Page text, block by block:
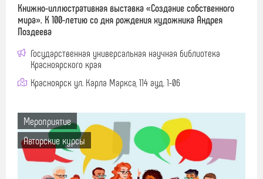
Книжно-иллюстративная выставка «Создание собственного
мира». К 100-летию со дня рождения художника Андрея
Поздеева
Государственная универсальная научная библиотека
Красноярского края
Красноярск ул. Карла Маркса, 114 ауд. 1-06
Мероприятие
Авторские курсы